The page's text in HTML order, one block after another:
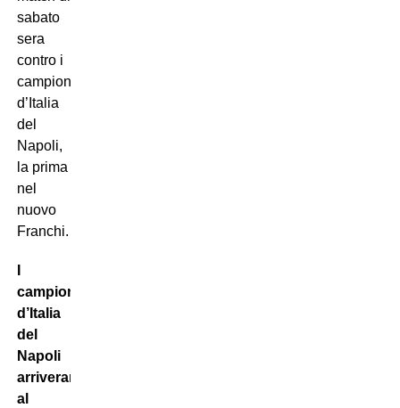
sabato
sera
contro i
campioni
d’Italia
del
Napoli,
la prima
nel
nuovo
Franchi.
campioni
d’Italia
del
Napoli
arriveranno
al